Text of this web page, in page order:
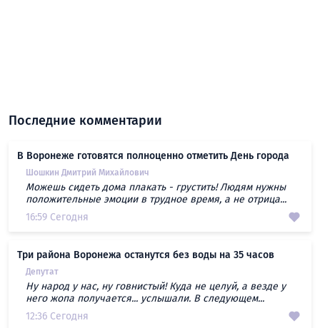
Последние комментарии
В Воронеже готовятся полноценно отметить День города
Шошкин Дмитрий Михайлович
Можешь сидеть дома плакать - грустить! Людям нужны
положительные эмоции в трудное время, а не отрица...
16:59 Сегодня
Три района Воронежа останутся без воды на 35 часов
Депутат
Ну народ у нас, ну говнистый! Куда не целуй, а везде у
него жопа получается... услышали. В следующем...
12:36 Сегодня